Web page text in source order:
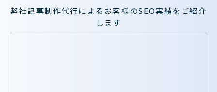
弊社記事制作代行によるお客様のSEO実績をご紹介
します